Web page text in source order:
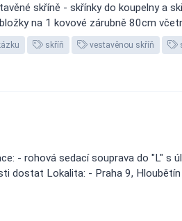
skříně - skřínky do koupelny a
na 1 kovové zárubně 80cm
skříň vestavěnou skříň
- rohová sedací souprava do "L" s
dostat Lokalita: - Praha 9, Hloubětín